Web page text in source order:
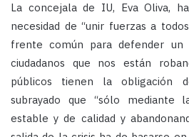
La concejala de IU, Eva Oliva,
necesidad de “unir fuerzas a
frente común para defender un
ciudadanos que nos están
públicos tienen la obligación
subrayado que “sólo mediante
estable y de calidad y